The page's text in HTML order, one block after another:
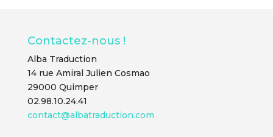
Contactez-nous !
Alba Traduction
14 rue Amiral Julien Cosmao
29000 Quimper
02.98.10.24.41
contact@albatraduction.com